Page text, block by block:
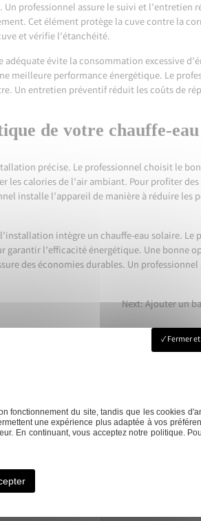
professionnel assure le suivi et
Cet élément protège la cuve contre la
et vérifie l’étanchéité.
évite la consommation excessive
meilleure performance énergétique. Le
Un entretien préventif réduit les coûts de
de votre chauffe-eau
précise. Le professionnel choisit le
calories de l’air ambiant. Pour profiter
installe l’appareil de manière à réduire les
intègre un chauffe-eau solaire.
garantir l’efficacité énergétique. Une bonne
des économies durables. Un
Next:Ajouter un
intérieur
Fermer
fonctionnement du site, tandis que les cookies
une expérience plus adaptée à vos
En continuant, vous acceptez notre politique.